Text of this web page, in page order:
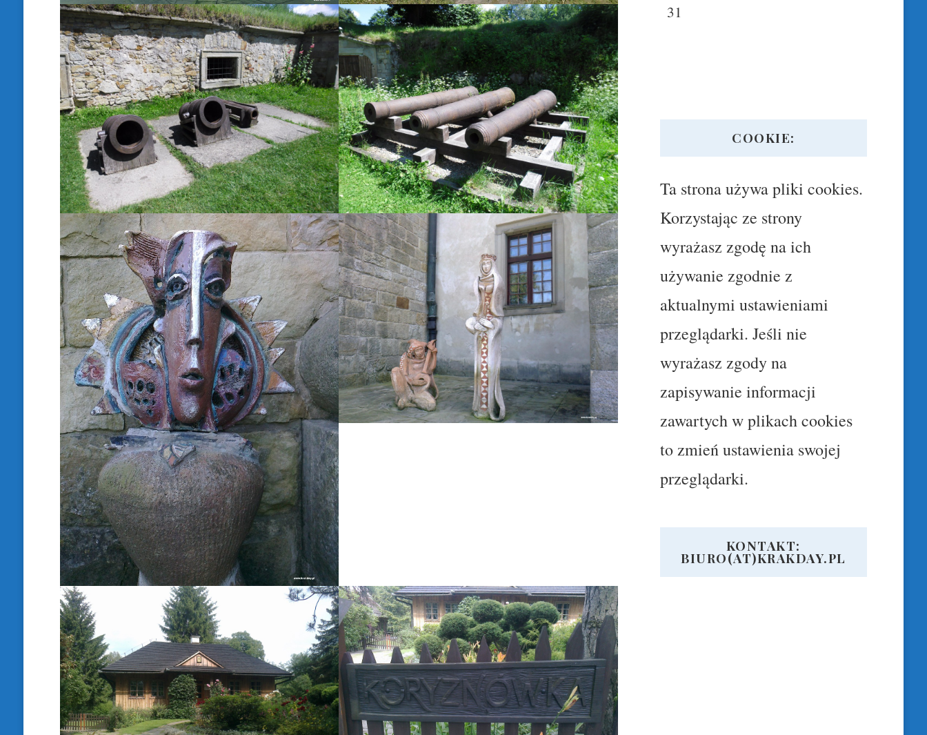
31
COOKIE:
Ta strona używa pliki cookies.
Korzystając ze strony
wyrażasz zgodę na ich
używanie zgodnie z
aktualnymi ustawieniami
przeglądarki. Jeśli nie
wyrażasz zgody na
zapisywanie informacji
zawartych w plikach cookies
to zmień ustawienia swojej
przeglądarki.
KONTAKT:
BIURO(AT)KRAKDAY.PL